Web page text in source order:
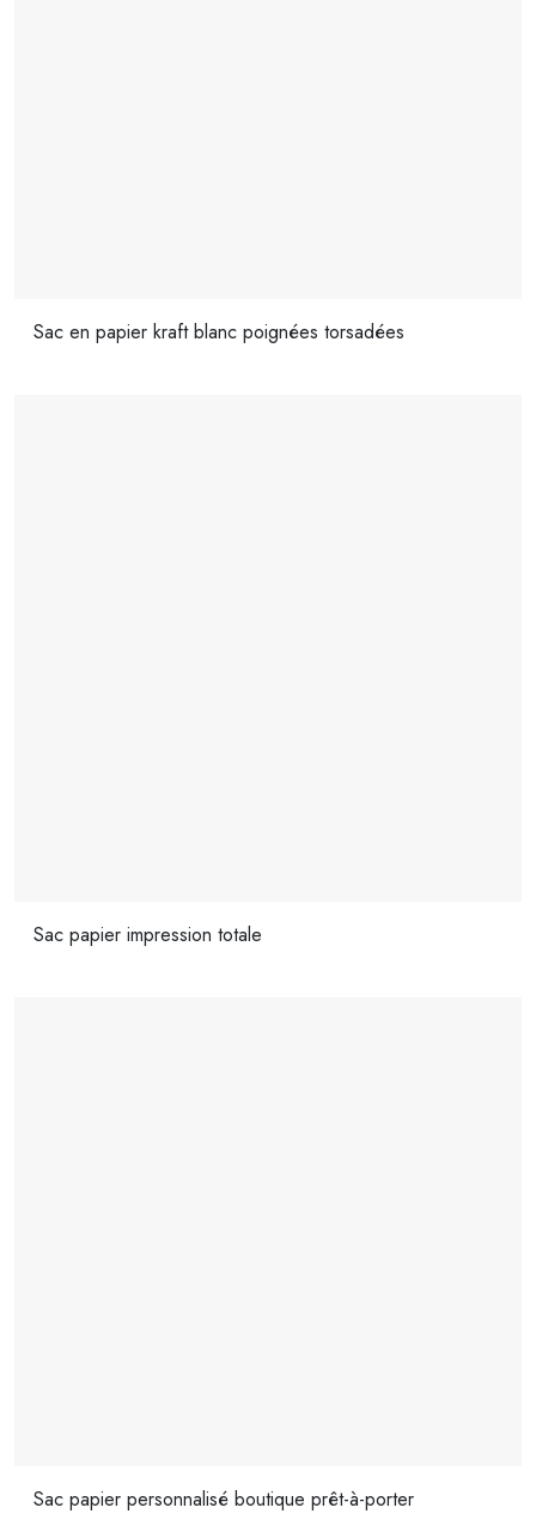
Sac en papier kraft blanc poignées torsadées
Sac papier impression totale
Sac papier personnalisé boutique prêt-à-porter